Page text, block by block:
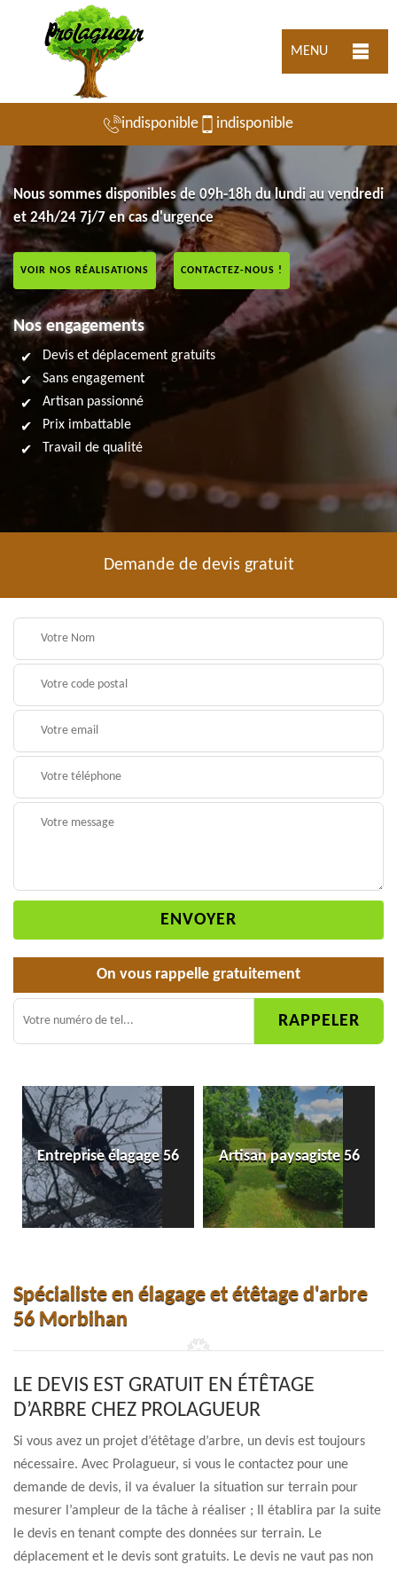
MENU
indisponible indisponible
Nous sommes disponibles de 09h-18h du lundi au vendredi
et 24h/24 7j/7 en cas d'urgence
VOIR NOS RÉALISATIONS CONTACTEZ-NOUS !
Nos engagements
Devis et déplacement gratuits
Sans engagement
Artisan passionné
Prix imbattable
Travail de qualité
Demande de devis gratuit
On vous rappelle gratuitement
Artisan paysagiste 56
Pose et changement
grillage et clôture 56
Spécialiste en élagage et étêtage d'arbre
56 Morbihan
LE DEVIS EST GRATUIT EN ÉTÊTAGE
D’ARBRE CHEZ PROLAGUEUR
Si vous avez un projet d’étêtage d’arbre, un devis est toujours
nécessaire. Avec Prolagueur, si vous le contactez pour une
demande de devis, il va évaluer la situation sur terrain pour
mesurer l’ampleur de la tâche à réaliser ; Il établira par la suite
le devis en tenant compte des données sur terrain. Le
déplacement et le devis sont gratuits. Le devis ne vaut pas non